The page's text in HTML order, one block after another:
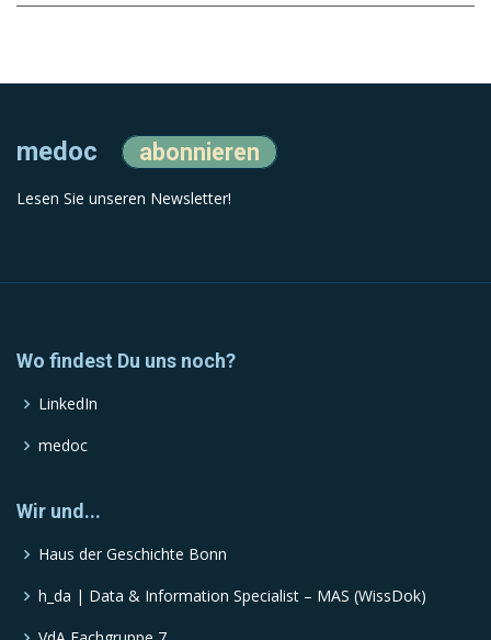
medoc abonnieren
Lesen Sie unseren Newsletter!
Wo findest Du uns noch?
LinkedIn
medoc
Wir und...
Haus der Geschichte Bonn
h_da | Data & Information Specialist – MAS (WissDok)